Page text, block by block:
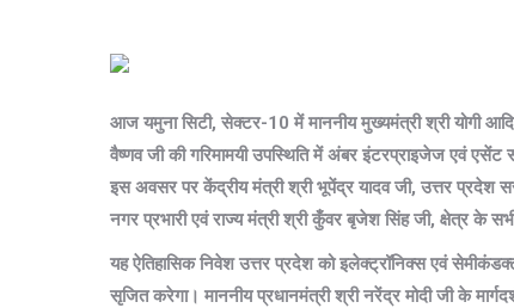
आज यमुना सिटी, सेक्टर-10 में माननीय मुख्यमंत्री श्री योगी
वैष्णव जी की गरिमामयी उपस्थिति में अंबर इंटरप्राइजेज एवं
इस अवसर पर केंद्रीय मंत्री श्री भूपेंद्र यादव जी, उत्तर प्रदेश
नगर प्रभारी एवं राज्य मंत्री श्री कुँवर बृजेश सिंह जी, क्षेत्र के सभी
यह ऐतिहासिक निवेश उत्तर प्रदेश को इलेक्ट्रॉनिक्स एवं
सृजित करेगा। माननीय प्रधानमंत्री श्री नरेंद्र मोदी जी के